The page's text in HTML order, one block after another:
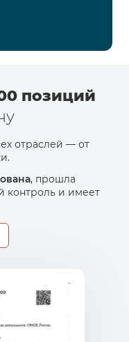
позиций
отраслей — от
, прошла
контроль и имеет